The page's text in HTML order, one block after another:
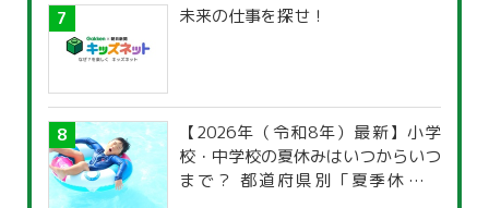
未来の仕事を探せ！
【2026年（令和8年）最新】小学
校・中学校の夏休みはいつからいつ
まで？ 都道府県別「夏季休暇一